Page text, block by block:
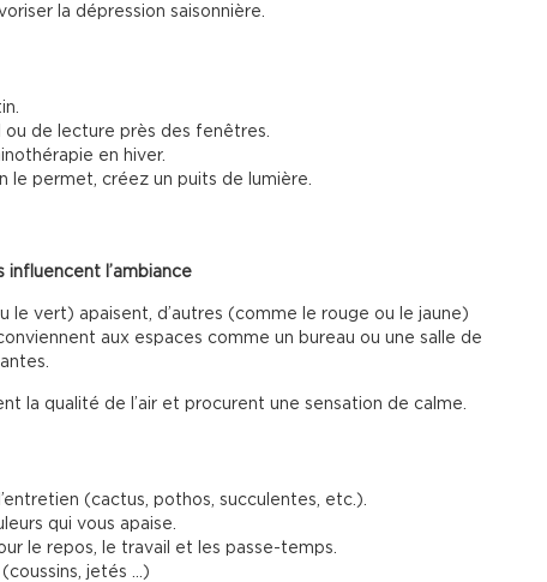
la dépression saisonnière.
de lecture près des fenêtres.
en hiver.
le permet, créez un puits de lumière.
influencent l’ambiance
le vert) apaisent, d’autres (comme le rouge ou le jaune)
aux espaces comme un bureau ou une salle de
la qualité de l’air et procurent une sensation de calme.
(cactus, pothos, succulentes, etc.).
qui vous apaise.
le repos, le travail et les passe-temps.
jetés …)